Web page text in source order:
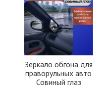
Зеркало обгона для
праворульных авто
Совиный глаз